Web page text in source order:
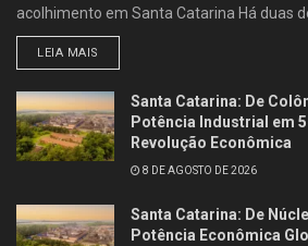
acolhimento em Santa Catarina Há duas
LEIA MAIS
Santa Catarina: De
Potência Industrial em
Revolução Econômica
8 DE AGOSTO DE 2026
Santa Catarina: De
Potência Econômica